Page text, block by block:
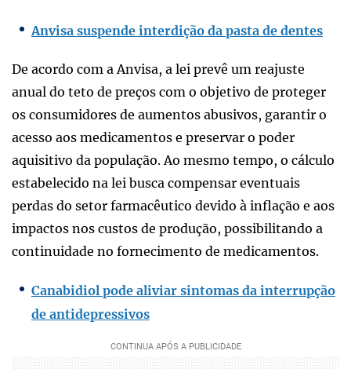
Anvisa suspende interdição da pasta de dentes
De acordo com a Anvisa, a lei prevê um reajuste
anual do teto de preços com o objetivo de proteger
os consumidores de aumentos abusivos, garantir o
acesso aos medicamentos e preservar o poder
aquisitivo da população. Ao mesmo tempo, o cálculo
estabelecido na lei busca compensar eventuais
perdas do setor farmacêutico devido à inflação e aos
impactos nos custos de produção, possibilitando a
continuidade no fornecimento de medicamentos.
Canabidiol pode aliviar sintomas da interrupção
de antidepressivos